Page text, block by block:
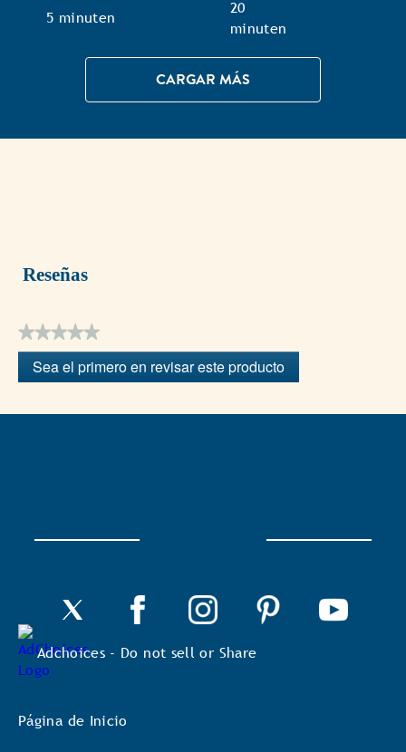
TotalTime
5 minuten
TotalTime
20
minuten
CARGAR MÁS
Reseñas
★★★★★
Sin
puntuación
Sea el primero en revisar este producto
.
esta
Adchoices - Do not sell or Share
Página de Inicio